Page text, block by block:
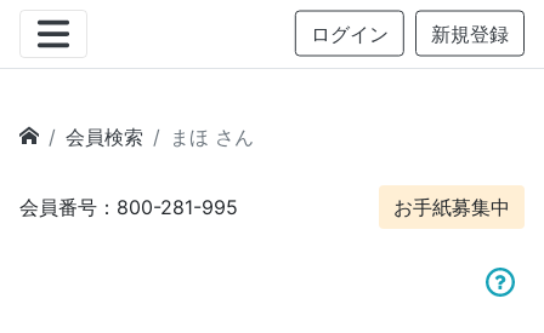
ログイン 新規登録
会員検索 まほ さん
会員番号：800-281-995 お手紙募集中